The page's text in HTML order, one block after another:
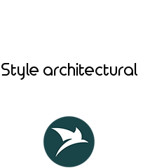
Style architectural